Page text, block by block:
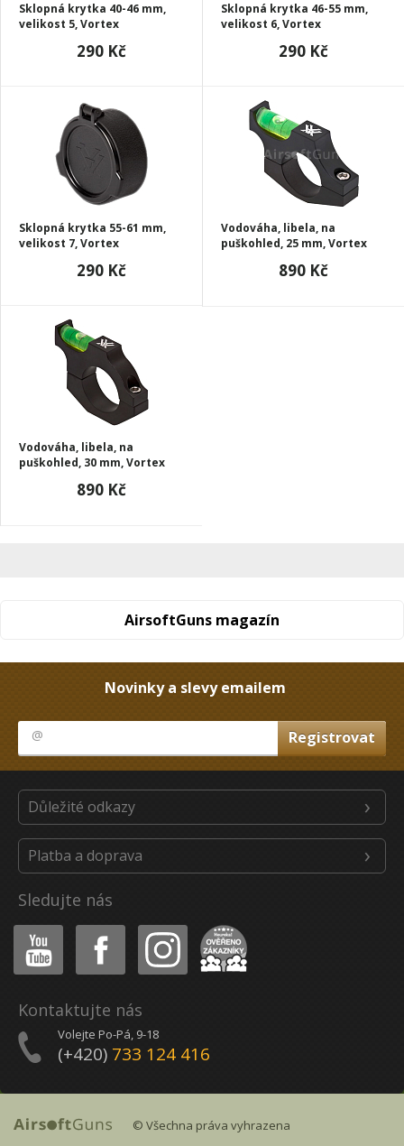
Sklopná krytka 40-46 mm,
velikost 5, Vortex
290 Kč
Sklopná krytka 46-55 mm,
velikost 6, Vortex
290 Kč
Sklopná krytka 55-61 mm,
velikost 7, Vortex
290 Kč
Vodováha, libela, na
puškohled, 25 mm, Vortex
890 Kč
Vodováha, libela, na
puškohled, 30 mm, Vortex
890 Kč
AirsoftGuns magazín
Novinky a slevy emailem
Důležité odkazy
Platba a doprava
Sledujte nás
Youtube Facebook Instagram Heureka
Kontaktujte nás
Volejte Po-Pá, 9-18
(+420) 733 124 416
© Všechna práva vyhrazena